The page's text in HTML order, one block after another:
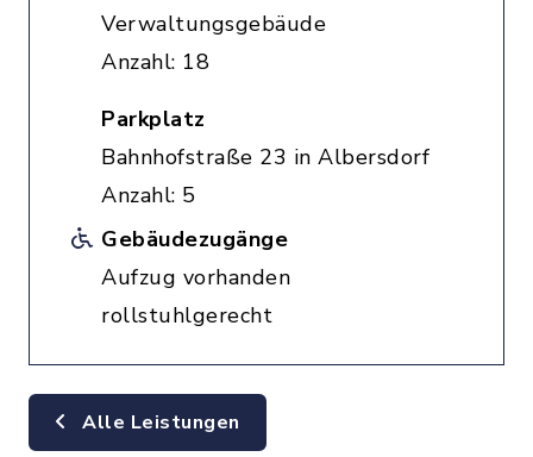
Verwaltungsgebäude
Anzahl: 18
Parkplatz
Bahnhofstraße 23 in Albersdorf
Anzahl: 5
Gebäudezugänge
Aufzug vorhanden
rollstuhlgerecht
Alle Leistungen